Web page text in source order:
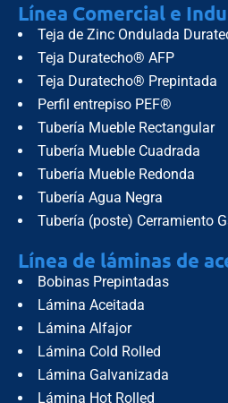
Línea Comercial e
Teja de Zinc Ondulada
Teja Duratecho® AFP
Teja Duratecho® Prepintada
Perfil entrepiso PEF®
Tubería Mueble Rectangular
Tubería Mueble Cuadrada
Tubería Mueble Redonda
Tubería Agua Negra
Tubería (poste) Cerramiento
Línea de láminas de
Bobinas Prepintadas
Lámina Aceitada
Lámina Alfajor
Lámina Cold Rolled
Lámina Galvanizada
Lámina Hot Rolled